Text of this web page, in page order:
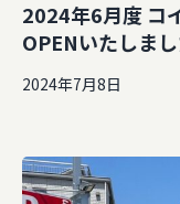
2024年6月度 コ
OPENいたしま
2024年7月8日